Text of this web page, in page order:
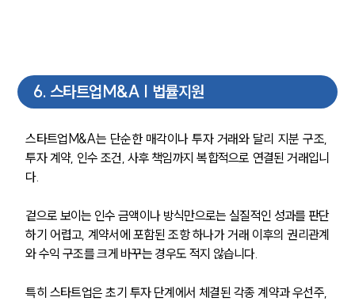
6. 스타트업M&A | 법률지원
스타트업M&A는 단순한 매각이나 투자 거래와 달리 지분 구조,
투자 계약, 인수 조건, 사후 책임까지 복합적으로 연결된 거래입니
다.
겉으로 보이는 인수 금액이나 방식만으로는 실질적인 성과를 판단
하기 어렵고, 계약서에 포함된 조항 하나가 거래 이후의 권리관계
와 수익 구조를 크게 바꾸는 경우도 적지 않습니다.
특히 스타트업은 초기 투자 단계에서 체결된 각종 계약과 우선주,